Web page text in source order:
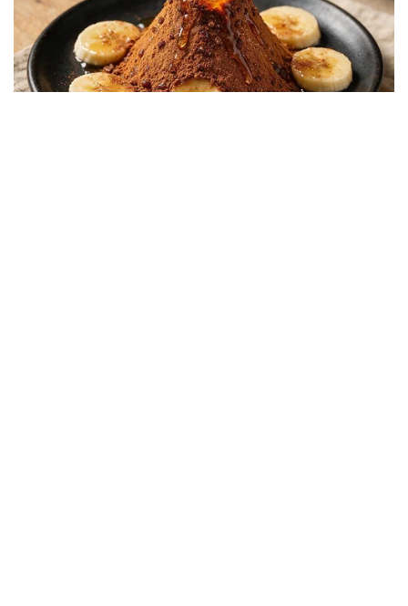
Viral Ayah Tinggalkan Istri dan Bayi Demi
Dugaan Selingkuhan Sesama Jenis
Berita Viral 2 X